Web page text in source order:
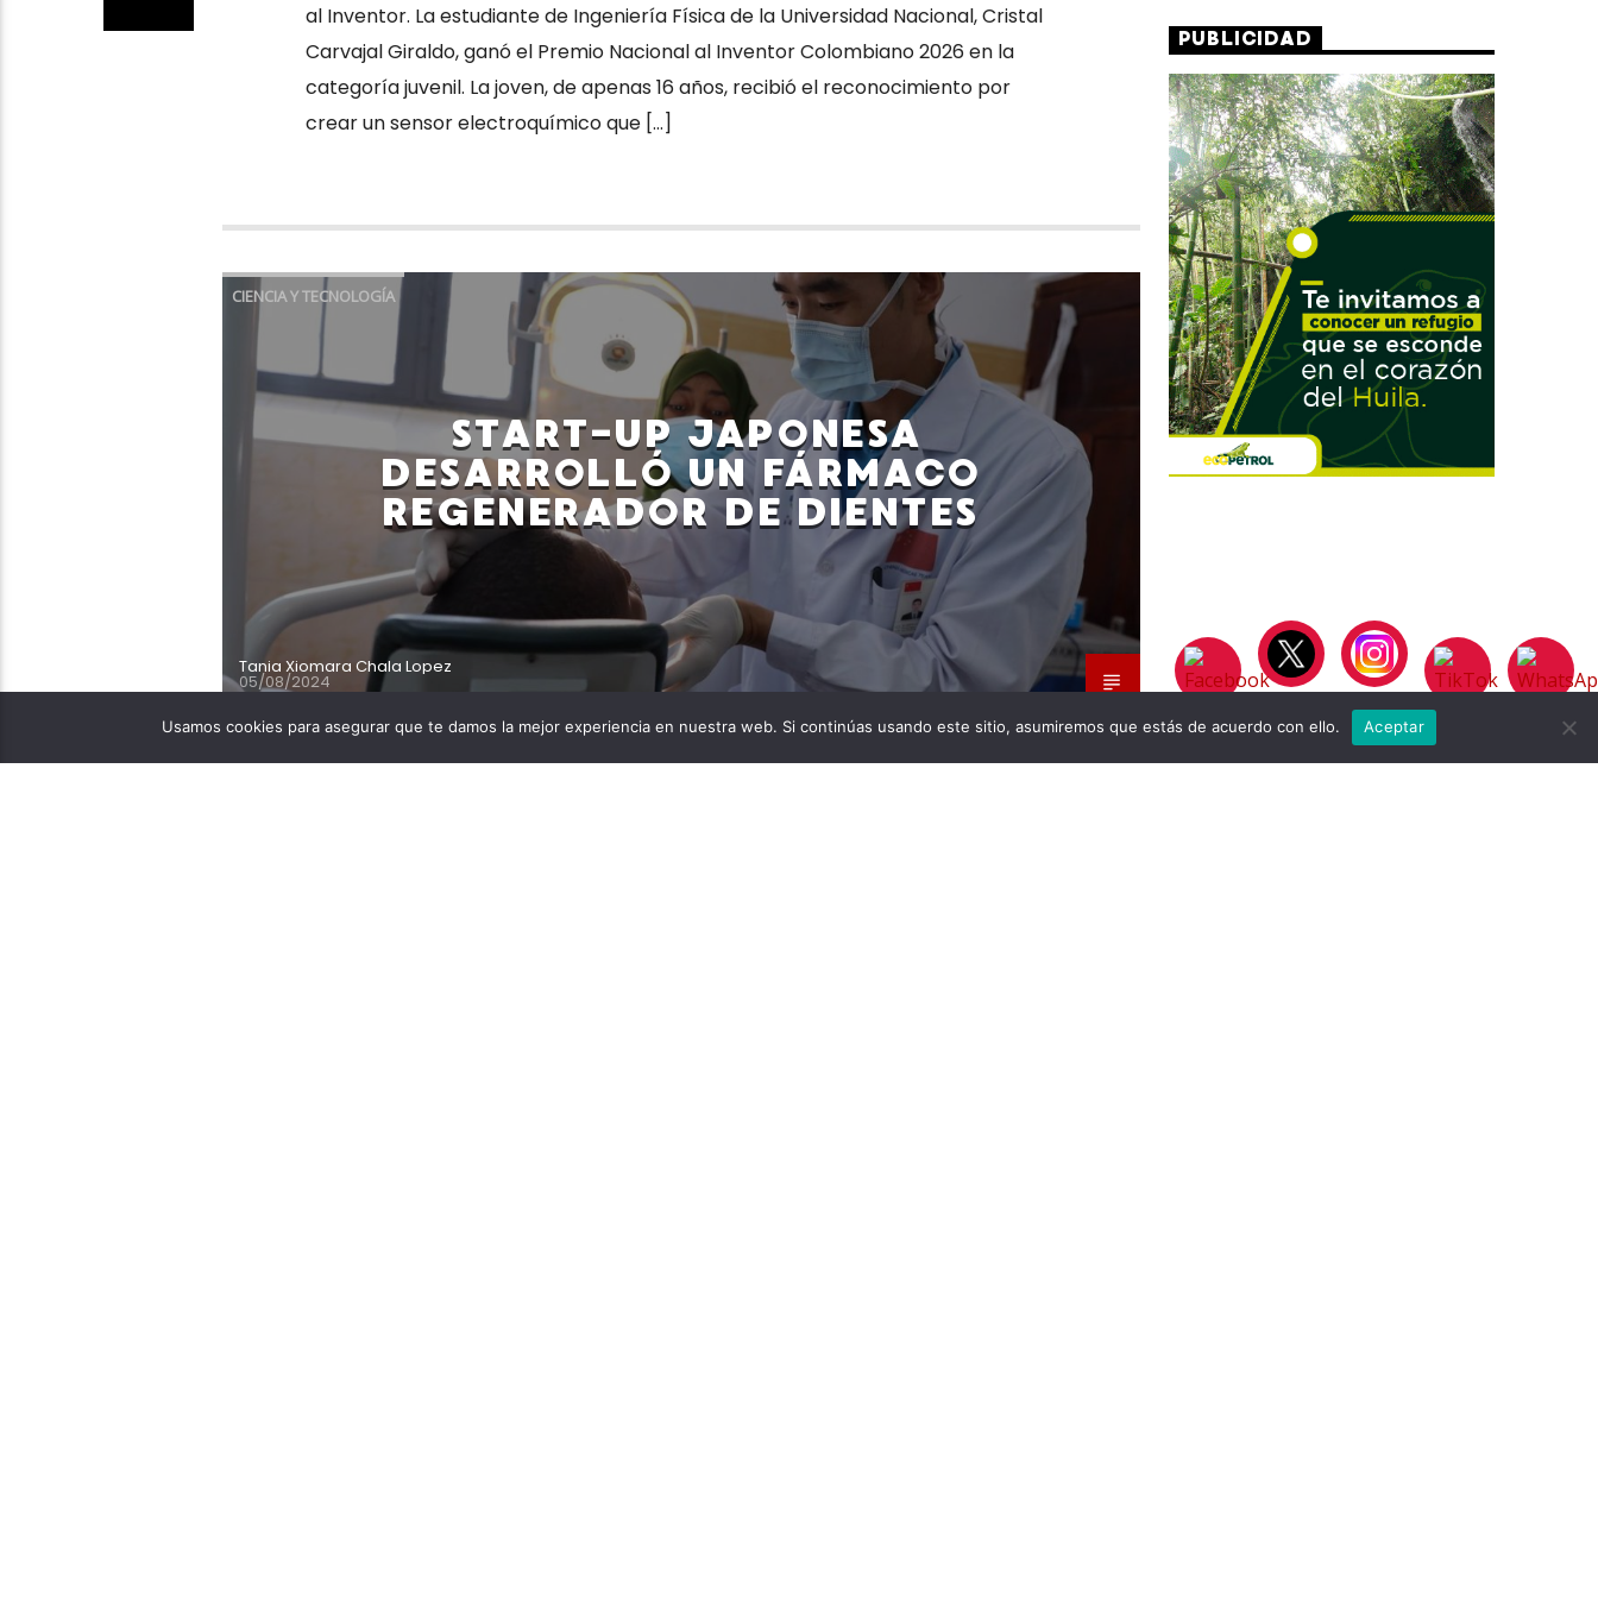
al Inventor. La estudiante de Ingeniería Física de la Universidad Nacional, Cristal
Carvajal Giraldo, ganó el Premio Nacional al Inventor Colombiano 2026 en la
categoría juvenil. La joven, de apenas 16 años, recibió el reconocimiento por
crear un sensor electroquímico que […]
CIENCIA Y TECNOLOGÍA
START-UP JAPONESA
DESARROLLÓ UN FÁRMACO
REGENERADOR DE DIENTES
Tania Xiomara Chala Lopez
05/08/2024
PUBLICIDAD
Usamos cookies para asegurar que te damos la mejor experiencia en nuestra web. Si continúas usando este sitio, asumiremos que estás de acuerdo con ello. Aceptar